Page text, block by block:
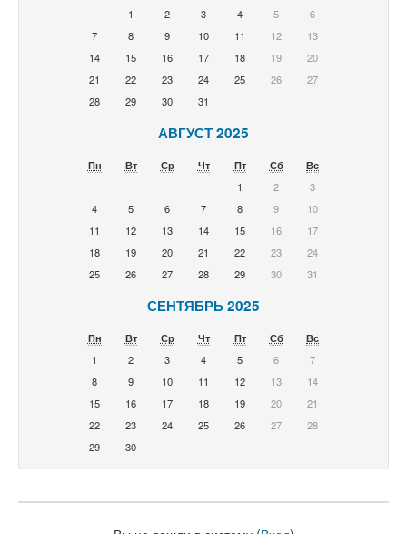
1
2 3 4 5
6
7
8 9 10 11 12
13
14
15 16 17 18 19
20
21
22 23 24 25 26
27
28
29 30 31
АВГУСТ 2025
Пн Вт Ср Чт Пт Сб
Вс
1
2
3
4
5 6 7 8 9
10
11
12 13 14 15 16
17
18
19 20 21 22 23
24
25
26 27 28 29 30 31
СЕНТЯБРЬ 2025
Пн Вт Ср Чт Пт Сб
Вс
1
2 3 4 5 6
7
8
9 10 11 12 13
14
15
16 17 18 19 20
21
22
23 24 25 26 27
28
29
30